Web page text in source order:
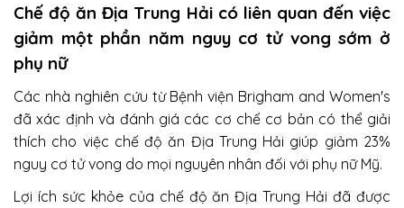
Chế độ ăn Địa Trung Hải có liên quan đến việc
giảm một phần năm nguy cơ tử vong sớm ở
phụ nữ
Các nhà nghiên cứu từ Bệnh viện Brigham and Women's
đã xác định và đánh giá các cơ chế cơ bản có thể giải
thích cho việc chế độ ăn Địa Trung Hải giúp giảm 23%
nguy cơ tử vong do mọi nguyên nhân đối với phụ nữ Mỹ.
Lợi ích sức khỏe của chế độ ăn Địa Trung Hải đã được